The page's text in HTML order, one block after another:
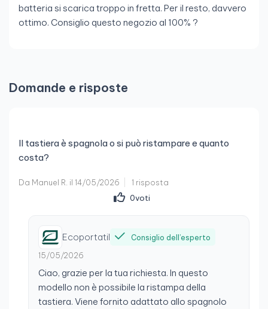
batteria si scarica troppo in fretta. Per il resto, davvero
ottimo. Consiglio questo negozio al 100% ?
Domande e risposte
Il tastiera è spagnola o si può ristampare e quanto
costa?
Da Manuel R. il 14/05/2026
1 risposta
0voti
Ecoportatil Consiglio dell’esperto
15/05/2026
Ciao, grazie per la tua richiesta. In questo
modello non è possibile la ristampa della
tastiera. Viene fornito adattato allo spagnolo